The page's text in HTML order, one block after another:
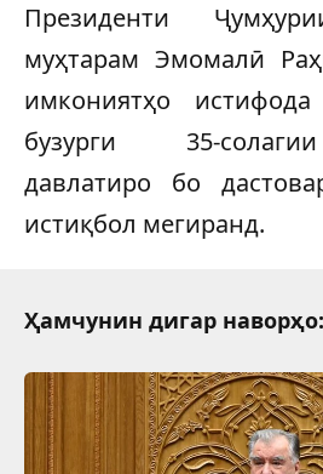
Президенти
муҳтарам Эмомалӣ
имкониятҳо
бузурги 35-
давлатиро бо
истиқбол мегиранд.
Ҳамчунин дигар наворҳо: